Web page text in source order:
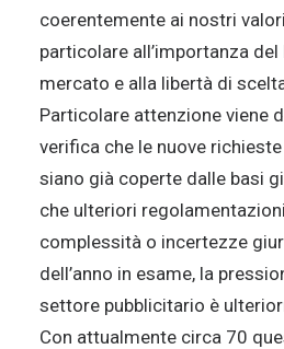
coerentemente ai nostri
particolare all’importanza
mercato e alla libertà di
Particolare attenzione viene
verifica che le nuove
siano già coperte dalle basi
che ulteriori
complessità o incertezze
dell’anno in esame, la
settore pubblicitario è
Con attualmente circa 70